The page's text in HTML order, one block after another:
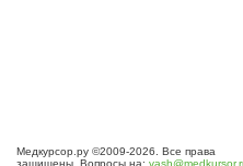
Медкурсор.ру ©2009-2026. Все права
защищены. Вопросы на: